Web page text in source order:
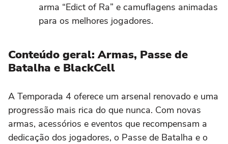
arma “Edict of Ra” e camuflagens animadas
para os melhores jogadores.
Conteúdo geral: Armas, Passe de
Batalha e BlackCell
A Temporada 4 oferece um arsenal renovado e uma
progressão mais rica do que nunca. Com novas
armas, acessórios e eventos que recompensam a
dedicação dos jogadores, o Passe de Batalha e o